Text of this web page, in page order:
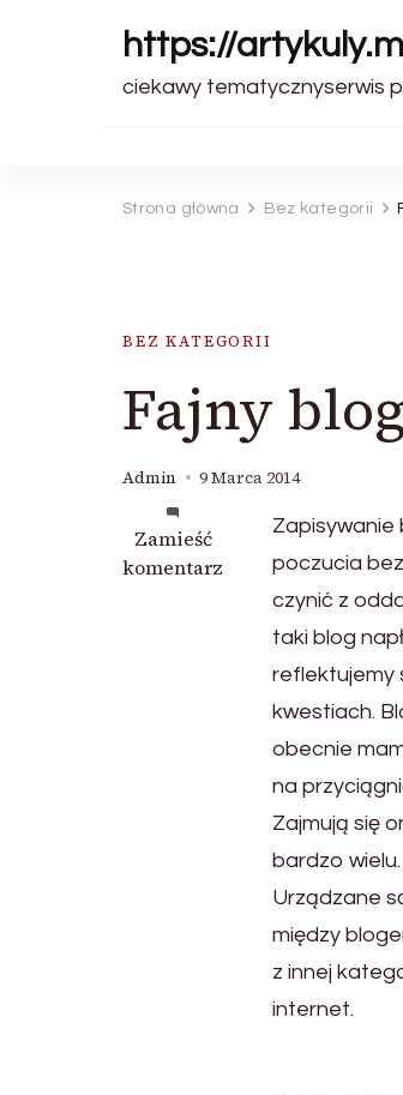
https://
ciekawy tematycznyserwis
Strona główna Bez kategorii
BEZ KATEGORII
Fajny
Admin 9 Marca 2014
Zamieść
komentarz
we
wpisie
Zapisywanie
poczucia
czynić z
taki blog
reflektujemy
kwestiach.
obecnie
na
Zajmują się
bardzo
Urządzane
między
z innej
internet.